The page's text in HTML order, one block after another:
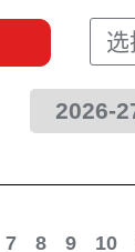
选
2026-
7 8 9 10